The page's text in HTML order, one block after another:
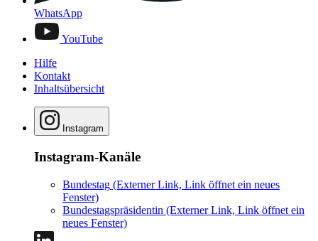
WhatsApp
YouTube
Hilfe
Kontakt
Inhaltsübersicht
Instagram
Instagram-Kanäle
Bundestag (Externer Link, Link öffnet ein neues
Fenster)
Bundestagspräsidentin (Externer Link, Link öffnet ein
neues Fenster)